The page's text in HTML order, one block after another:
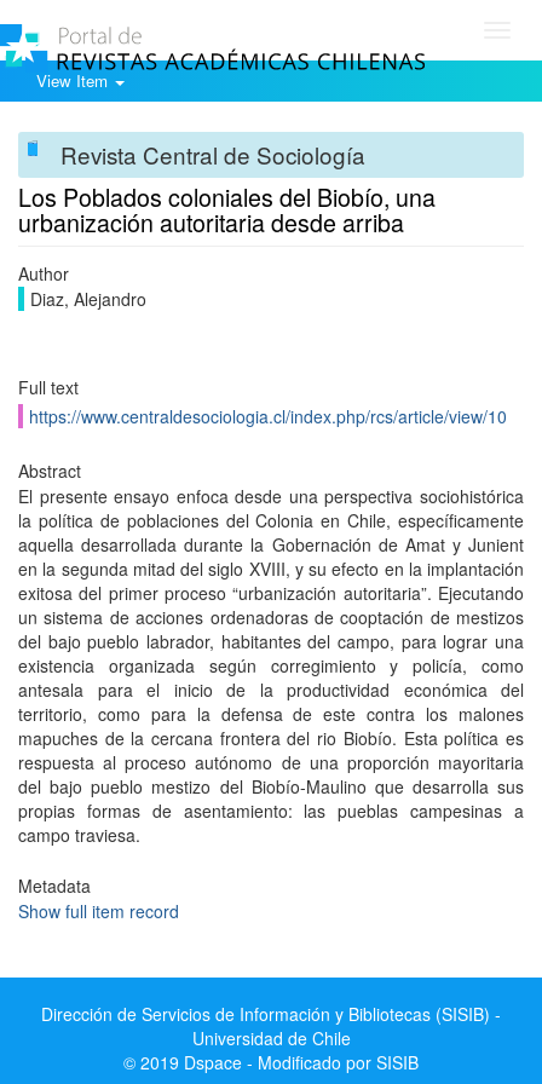
View Item
Revista Central de Sociología
Los Poblados coloniales del Biobío, una
urbanización autoritaria desde arriba
Author
Diaz, Alejandro
Full text
https://www.centraldesociologia.cl/index.php/rcs/article/view/10
Abstract
El presente ensayo enfoca desde una perspectiva sociohistórica
la política de poblaciones del Colonia en Chile, específicamente
aquella desarrollada durante la Gobernación de Amat y Junient
en la segunda mitad del siglo XVIII, y su efecto en la implantación
exitosa del primer proceso “urbanización autoritaria”. Ejecutando
un sistema de acciones ordenadoras de cooptación de mestizos
del bajo pueblo labrador, habitantes del campo, para lograr una
existencia organizada según corregimiento y policía, como
antesala para el inicio de la productividad económica del
territorio, como para la defensa de este contra los malones
mapuches de la cercana frontera del rio Biobío. Esta política es
respuesta al proceso autónomo de una proporción mayoritaria
del bajo pueblo mestizo del Biobío-Maulino que desarrolla sus
propias formas de asentamiento: las pueblas campesinas a
campo traviesa.
Metadata
Show full item record
Dirección de Servicios de Información y Bibliotecas (SISIB) -
Universidad de Chile
© 2019 Dspace - Modificado por SISIB